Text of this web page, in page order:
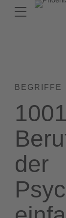
BEGRIFFE
1001
der